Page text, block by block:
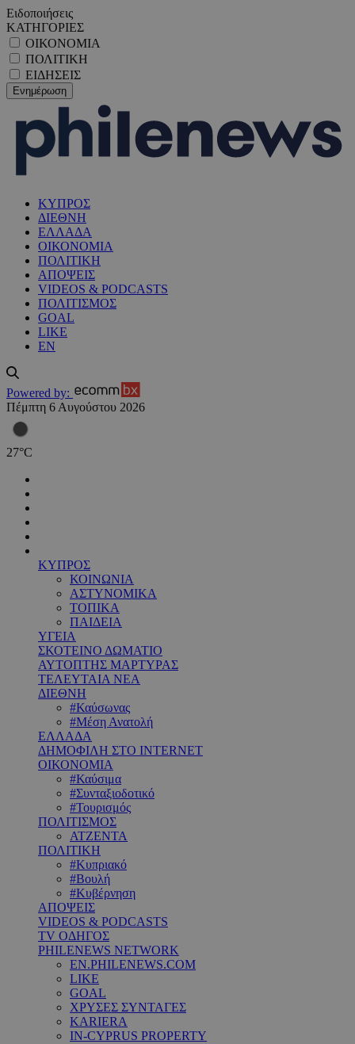
Ειδοποιήσεις
ΚΑΤΗΓΟΡΙΕΣ
ΟΙΚΟΝΟΜΙΑ
ΠΟΛΙΤΙΚΗ
ΕΙΔΗΣΕΙΣ
ΚΥΠΡΟΣ
ΔΙΕΘΝΗ
ΕΛΛΑΔΑ
ΟΙΚΟΝΟΜΙΑ
ΠΟΛΙΤΙΚΗ
ΑΠΟΨΕΙΣ
VIDEOS & PODCASTS
ΠΟΛΙΤΙΣΜΟΣ
GOAL
LIKE
EN
Powered by:
Πέμπτη 6 Αυγούστου 2026
27°C
ΚΥΠΡΟΣ
ΚΟΙΝΩΝΙΑ
ΑΣΤΥΝΟΜΙΚΑ
ΤΟΠΙΚΑ
ΠΑΙΔΕΙΑ
ΥΓΕΙΑ
ΣΚΟΤΕΙΝΟ ΔΩΜΑΤΙΟ
ΑΥΤΟΠΤΗΣ ΜΑΡΤΥΡΑΣ
ΤΕΛΕΥΤΑΙΑ ΝΕΑ
ΔΙΕΘΝΗ
#Καύσωνας
#Μέση Ανατολή
ΕΛΛΑΔΑ
ΔΗΜΟΦΙΛΗ ΣΤΟ INTERNET
ΟΙΚΟΝΟΜΙΑ
#Καύσιμα
#Συνταξιοδοτικό
#Τουρισμός
ΠΟΛΙΤΙΣΜΟΣ
ΑΤΖΕΝΤΑ
ΠΟΛΙΤΙΚΗ
#Κυπριακό
#Βουλή
#Κυβέρνηση
ΑΠΟΨΕΙΣ
VIDEOS & PODCASTS
TV ΟΔΗΓΟΣ
PHILENEWS NETWORK
EN.PHILENEWS.COM
LIKE
GOAL
ΧΡΥΣΕΣ ΣΥΝΤΑΓΕΣ
KARIERA
IN-CYPRUS PROPERTY